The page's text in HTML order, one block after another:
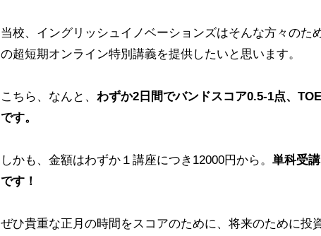
当校、イングリッシュイノベーションズはそんな方々のた
の超短期オンライン特別講義を提供したいと思います。
こちら、なんと、 わずか2日間でバンドスコア0.5-1点、
です。
しかも、金額はわずか１講座につき12000円から。 単科受
です！
ぜひ貴重な正月の時間をスコアのために、将来のために投